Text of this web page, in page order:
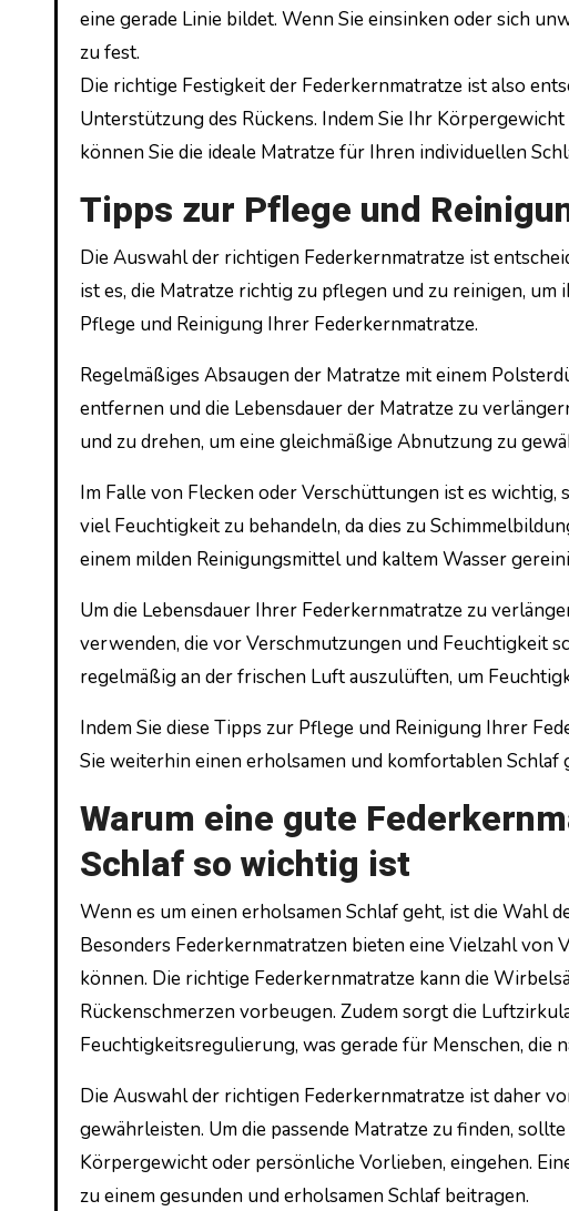
eine gerade Linie bildet. Wenn Sie einsinken oder sich
zu fest.
Die richtige Festigkeit der Federkernmatratze ist also
Unterstützung des Rückens. Indem Sie Ihr
können Sie die ideale Matratze für Ihren individuellen
Tipps zur Pflege und
Die Auswahl der richtigen Federkernmatratze ist
ist es, die Matratze richtig zu pflegen und zu reinigen,
Pflege und Reinigung Ihrer Federkernmatratze.
Regelmäßiges Absaugen der Matratze mit einem
entfernen und die Lebensdauer der Matratze zu
und zu drehen, um eine gleichmäßige Abnutzung zu
Im Falle von Flecken oder Verschüttungen ist es wichtig,
viel Feuchtigkeit zu behandeln, da dies zu
einem milden Reinigungsmittel und kaltem Wasser
Um die Lebensdauer Ihrer Federkernmatratze zu
verwenden, die vor Verschmutzungen und Feuchtigkeit
regelmäßig an der frischen Luft auszulüften, um
Indem Sie diese Tipps zur Pflege und Reinigung Ihrer
Sie weiterhin einen erholsamen und komfortablen Schlaf
Warum eine gute
Schlaf so wichtig ist
Wenn es um einen erholsamen Schlaf geht, ist die Wahl
Besonders Federkernmatratzen bieten eine Vielzahl
können. Die richtige Federkernmatratze kann die
Rückenschmerzen vorbeugen. Zudem sorgt die
Feuchtigkeitsregulierung, was gerade für Menschen, die
Die Auswahl der richtigen Federkernmatratze ist daher
gewährleisten. Um die passende Matratze zu finden,
Körpergewicht oder persönliche Vorlieben, eingehen.
zu einem gesunden und erholsamen Schlaf beitragen.